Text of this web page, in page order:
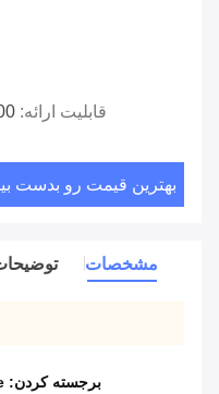
قابلیت ارائه: 10000
بهترین قیمت رو بدست
مشخصات
برجسته کردن: